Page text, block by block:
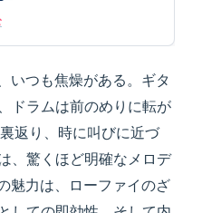
いつも焦燥がある。ギタ
ドラムは前のめりに転が
返り、時に叫びに近づ
、驚くほど明確なメロデ
魅力は、ローファイのざ